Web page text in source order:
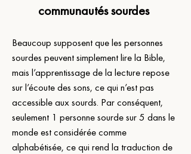
communautés sourdes
Beaucoup supposent que les personnes
sourdes peuvent simplement lire la Bible,
mais l’apprentissage de la lecture repose
sur l’écoute des sons, ce qui n’est pas
accessible aux sourds. Par conséquent,
seulement 1 personne sourde sur 5 dans le
monde est considérée comme
alphabétisée, ce qui rend la traduction de